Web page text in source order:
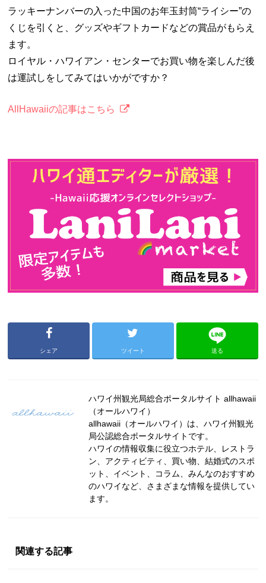
ラッキーナンバーの入った中国のお年玉封筒“ライシー”の
くじを引くと、グッズやギフトカードなどの賞品がもらえ
ます。
ロイヤル・ハワイアン・センターでお買い物を楽しんだ後
は運試しをしてみてはいかがですか？
AllHawaiiの記事はこちら
シェア ツイート 送る
ハワイ州観光局総合ポータルサイト allhawaii
（オールハワイ）
allhawaii（オールハワイ）は、ハワイ州観光
局公認総合ポータルサイトです。
ハワイの情報収集に役立つホテル、レストラ
ン、アクティビティ、買い物、結婚式のスポ
ット、イベント、コラム、みんなのおすすめ
のハワイなど、さまざまな情報を提供してい
ます。
関連する記事